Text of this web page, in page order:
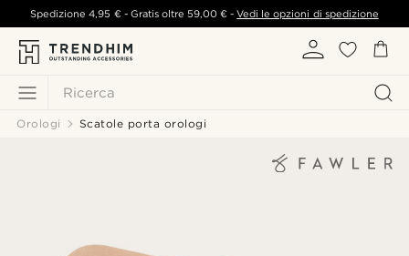
Ricerca
Spedizione4,95 €- Gratis oltre 59,00 € -Vedi le opzioni di spedizione
Orologi Scatole porta orologi